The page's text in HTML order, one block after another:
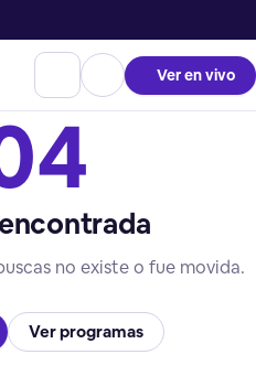
Ver en vivo
no existe o fue movida.
Ver programas